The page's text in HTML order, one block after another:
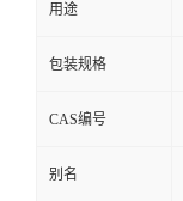
用途
包装规格
CAS编号
别名